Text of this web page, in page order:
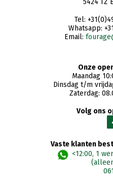
5424 TZ
Tel:
Whatsapp:
Email:
Onze
Maandag
Dinsdag t/m
Zaterdag:
Volg ons
Vaste klanten
<12:00, 1